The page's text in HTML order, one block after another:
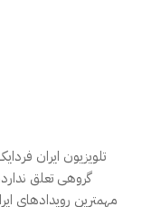
تلویزیون ایران
گروهی تعلق